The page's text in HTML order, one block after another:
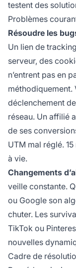
testent des
Problèmes
Résoudre les
Un lien de
serveur, des
n’entrent pas en
déclenchement
réseau. Un affilié
de ses
UTM mal réglé.
à vie.
Changements
veille constante.
ou Google son
chuter. Les
TikTok ou
nouvelles
Cadre de